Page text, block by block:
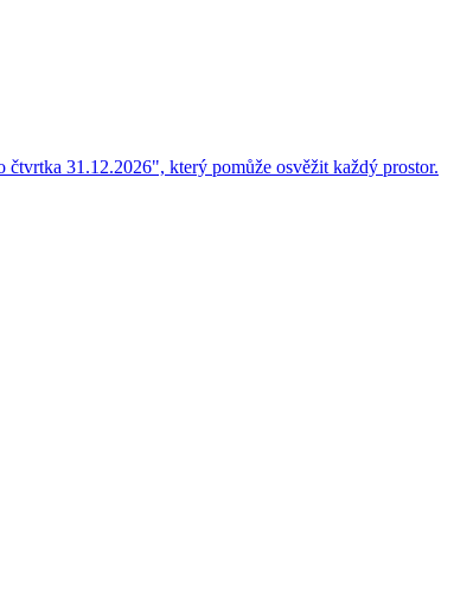
31.12.2026", který pomůže osvěžit každý prostor.